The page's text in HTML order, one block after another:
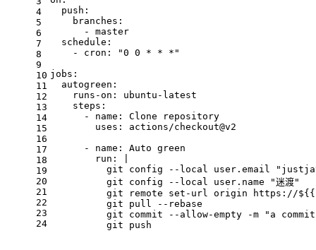
4
5
6
7
8
9
10
11
12
13
14
15
16
17
18
19
20
21
22
23
24
push:
branches:
-
master
schedule:
-
cron:
"0 0 * * *"
jobs:
autogreen:
runs-on:
ubuntu-latest
steps:
-
name: Clone
repository
uses:
actions/checkout@v2
-
name: Auto green
run:
git
config --local user.email
git
config --local user.name
"迷渡"
git
remote set-url origin
https://${{
git
pull
--rebase
git
commit --allow-empty -m
"a
git
push